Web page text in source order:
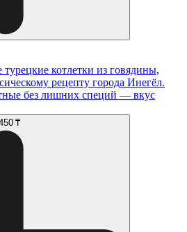
котлетки из говядины,
рецепту города Инегёл.
без лишних специй — вкус
₸